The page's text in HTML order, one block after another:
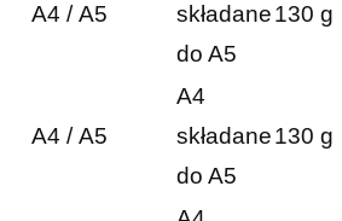
A4 / A5
składane
do A5
130 g
A4 / A5
A4
składane
do A5
130 g